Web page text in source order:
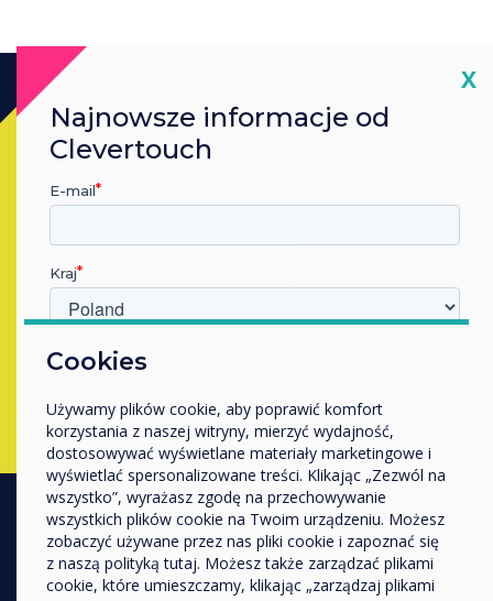
Kup
Skontaktuj się z ekspertem
Clevertouch, wypełniając poniższy
formularz
Wypełnij ten formularz
PRODUKTY
Digital Ecosystem
Cookies
Używamy plików cookie, aby poprawić komfort
korzystania z naszej witryny, mierzyć wydajność,
dostosowywać wyświetlane materiały marketingowe i
wyświetlać spersonalizowane treści. Klikając „Zezwól na
wszystko”, wyrażasz zgodę na przechowywanie
wszystkich plików cookie na Twoim urządzeniu. Możesz
zobaczyć używane przez nas pliki cookie i zapoznać się
z naszą polityką tutaj. Możesz także zarządzać plikami
cookie, które umieszczamy, klikając „zarządzaj plikami
X
Najnowsze informacje od
Clevertouch
E-mail
Kraj
W jakiej branży pracujesz?
Przedsiębiorstwo
Inne
Nazwa firmy
Chcielibyśmy się z Tobą skontaktować w sprawie
naszych produktów i usług za pośrednictwem poczty